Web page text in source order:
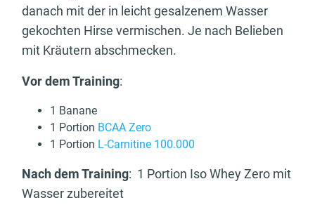
danach mit der in leicht gesalzenem Wasser
gekochten Hirse vermischen. Je nach Belieben
mit Kräutern abschmecken.
Vor dem Training:
1 Banane
1 Portion BCAA Zero
1 Portion L-Carnitine 100.000
Nach dem Training: 1 Portion Iso Whey Zero mit
Wasser zubereitet